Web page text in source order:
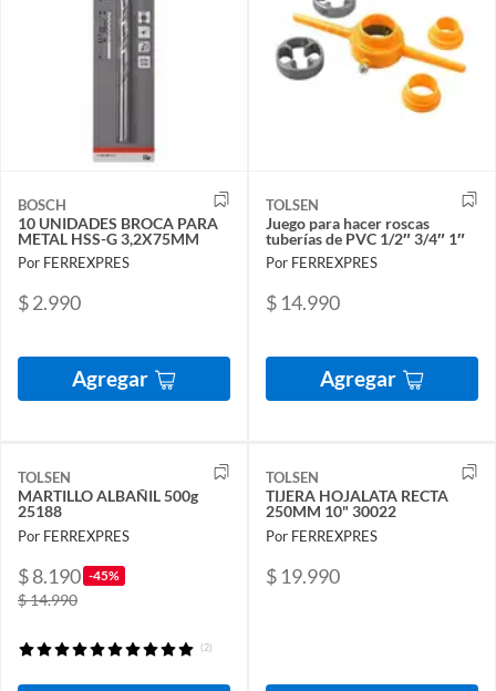
BOSCH
10 UNIDADES BROCA PARA
METAL HSS-G 3,2X75MM
Por FERREXPRES
$ 2.990
Agregar
TOLSEN
Juego para hacer roscas
tuberías de PVC 1/2″ 3/4″ 1″
Por FERREXPRES
$ 14.990
Agregar
TOLSEN
MARTILLO ALBAÑIL 500g
25188
Por FERREXPRES
$ 8.190 -45%
$ 14.990
(2)
TOLSEN
TIJERA HOJALATA RECTA
250MM 10" 30022
Por FERREXPRES
$ 19.990